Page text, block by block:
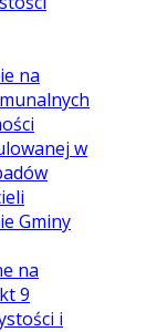
na
w
Gminy
na
9
i